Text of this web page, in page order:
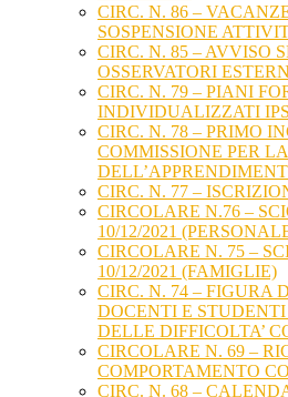
CIRC. N. 86 –
SOSPENSIONE
CIRC. N. 85 – AVVISO
OSSERVATORI
CIRC. N. 79 – PIANI
INDIVIDUALIZZATI
CIRC. N. 78 – PRIMO
COMMISSIONE PER
CIRC. N. 77 –
CIRCOLARE N.76 –
10/12/2021
CIRCOLARE N. 75 –
10/12/2021 (FAMIGLIE)
CIRC. N. 74 – FIGURA
DOCENTI E
DELLE DIFFICOLTA’
CIRCOLARE N. 69 –
COMPORTAMENTO
CIRC. N. 68 –